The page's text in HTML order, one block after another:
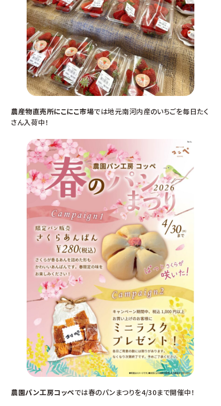
農産物直売所にこにこ市場では地元南河内産のいちごを毎日たく
さん入荷中！
農園パン工房コッペでは春のパンまつりを4/30まで開催中！